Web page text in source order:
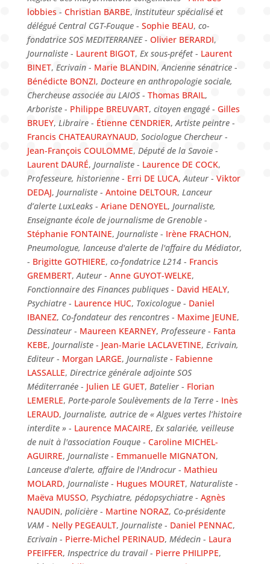
lobbies- Christian BARBE, Instituteur spécialisé et
délégué Central CGT-Fouque- Sophie BEAU, co-
fondatrice SOS MEDITERRANEE- Olivier BERARDI,
Journaliste- Laurent BIGOT, Ex sous-préfet- Laurent
BINET, Ecrivain- Marie BLANDIN,Ancienne sénatrice-
Bénédicte BONZI, Docteure en anthropologie sociale,
Chercheuse associée au LAIOS- Thomas BRAIL,
Arboriste- Philippe BREUVART, citoyen engagé- Gilles
BRUEY, Libraire- Étienne CENDRIER,Artiste peintre-
Francis CHATEAURAYNAUD, Sociologue Chercheur-
Jean-François COULOMME, Député de la Savoie-
Laurent DAURÉ, Journaliste- Laurence DE COCK,
Professeure, historienne- Erri DE LUCA,Auteur- Viktor
DEDAJ, Journaliste- Antoine DELTOUR, Lanceur
d’alerte LuxLeaks- Ariane DENOYEL, Journaliste,
Enseignante école de journalisme de Grenoble-
Stéphanie FONTAINE, Journaliste- Irène FRACHON,
Pneumologue, lanceuse d'alerte de l'affaire du Médiator,
- Brigitte GOTHIERE, co-fondatrice L214- Francis
GREMBERT,Auteur- Anne GUYOT-WELKE,
Fonctionnaire des Finances publiques- David HEALY,
Psychiatre- Laurence HUC, Toxicologue- Daniel
IBANEZ, Co-fondateur des rencontres- Maxime JEUNE,
Dessinateur- Maureen KEARNEY, Professeure- Fanta
KEBE, Journaliste- Jean-Marie LACLAVETINE, Ecrivain,
Editeur- Morgan LARGE, Journaliste- Fabienne
LASSALLE, Directrice générale adjointe SOS
Méditerranée- Julien LE GUET, Batelier- Florian
LEMERLE, Porte-parole Soulèvements de la Terre- Inès
LERAUD, Journaliste, autrice de « Algues vertes l’histoire
interdite » - Laurence MACAIRE, Ex salariée, veilleuse
de nuit à l'association Fouque- Caroline MICHEL-
AGUIRRE, Journaliste- Emmanuelle MIGNATON,
Lanceuse d'alerte, affaire de l'Androcur- Mathieu
MOLARD, Journaliste- Hugues MOURET, Naturaliste-
Maëva MUSSO, Psychiatre, pédopsychiatre- Agnès
NAUDIN, policière- Martine NORAZ, Co-présidente
VAM- Nelly PEGEAULT, Journaliste- Daniel PENNAC,
Ecrivain- Pierre-Michel PERINAUD, Médecin- Laura
PFEIFFER, Inspectrice du travail- Pierre PHILIPPE,